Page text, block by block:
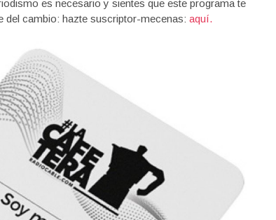
es necesario y sientes que este programa te
del cambio: hazte suscriptor-mecenas: aquí.